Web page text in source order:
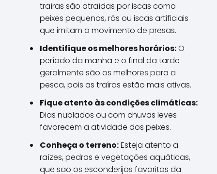
traíras são atraídas por iscas como
peixes pequenos, rãs ou iscas artificiais
que imitam o movimento de presas.
Identifique os melhores horários:O
período da manhã e o final da tarde
geralmente são os melhores para a
pesca, pois as traíras estão mais ativas.
Fique atento às condições climáticas:
Dias nublados ou com chuvas leves
favorecem a atividade dos peixes.
Conheça o terreno:Esteja atento a
raízes, pedras e vegetações aquáticas,
que são os esconderijos favoritos da